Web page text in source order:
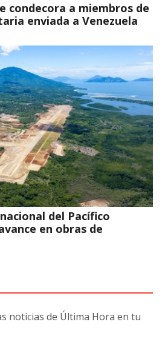
condecora a miembros de
enviada a Venezuela
del Pacífico
en obras de
noticias de Última Hora en tu